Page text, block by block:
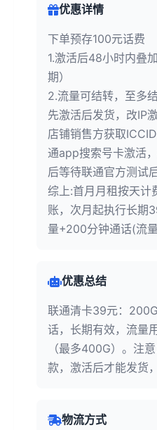
优惠详情
下单预存100元话费
1.激活后48小时内叠
期）
2.流量可结转，至多
先激活后发货，改IP
店铺销售方获取
通app搜索号卡激活
后等待联通官方测试
综上:首月月租按天计
账，次月起执行长期
量+200分钟通话(流
优惠总结
联通清卡39元：
话，长期有效，流量
（最多400G）。注
款，激活后才能发货
物流方式